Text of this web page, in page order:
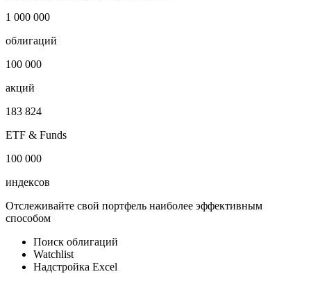
1 000 000
облигаций
100 000
акций
183 824
ETF & Funds
100 000
индексов
Отслеживайте свой портфель наиболее эффективным
способом
Поиск облигаций
Watchlist
Надстройка Excel